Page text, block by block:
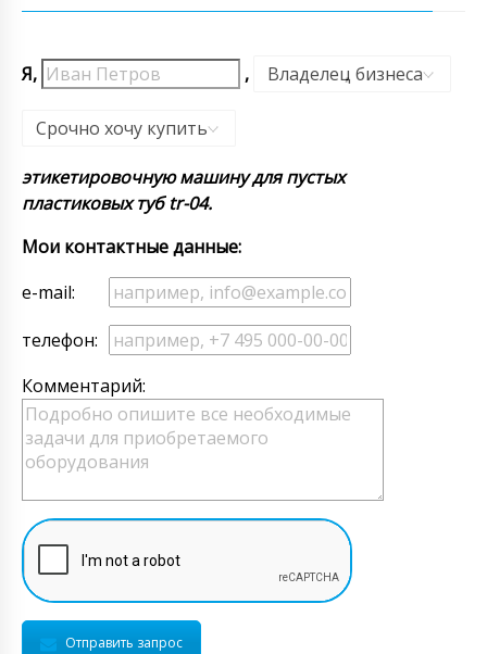
Я, , Владелец бизнеса
,
Срочно хочу купить
этикетировочную машину для пустых
пластиковых туб tr-04.
Мои контактные данные:
e-mail:
телефон:
Комментарий:
Отправить запрос